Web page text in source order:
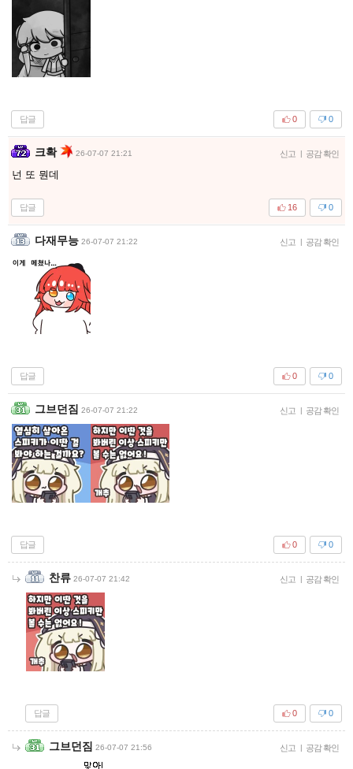
답글 0
0
크확 26-07-07 21:21 신고 | 공감 확인
넌 또 뭔데
답글 0
16
다재무능 26-07-07 21:22 신고 | 공감 확인
답글 0
0
그브던짐 26-07-07 21:22 신고 | 공감 확인
답글 0
0
찬류 26-07-07 21:42 신고 | 공감 확인
답글 0
0
그브던짐 26-07-07 21:56 신고 | 공감 확인